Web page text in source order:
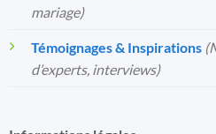
mariage)
Témoignages & Inspirations
d’experts, interviews)